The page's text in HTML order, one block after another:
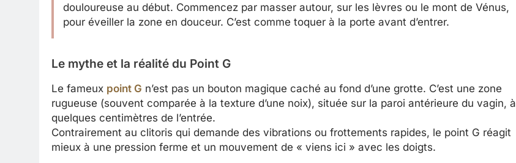
douloureuse au début. Commencez par masser autour, sur les lèvres ou le mont de Vénus,
pour éveiller la zone en douceur. C’est comme toquer à la porte avant d’entrer.
Le mythe et la réalité du Point G
Le fameux point G n’est pas un bouton magique caché au fond d’une grotte. C’est une zone
rugueuse (souvent comparée à la texture d’une noix), située sur la paroi antérieure du vagin, à
quelques centimètres de l’entrée.
Contrairement au clitoris qui demande des vibrations ou frottements rapides, le point G réagit
mieux à une pression ferme et un mouvement de « viens ici » avec les doigts.